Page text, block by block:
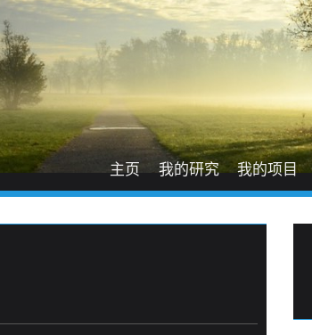
主页 我的研究 我的项目